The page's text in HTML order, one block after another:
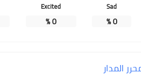
Sad
0
%
Excited
0
%
المدار